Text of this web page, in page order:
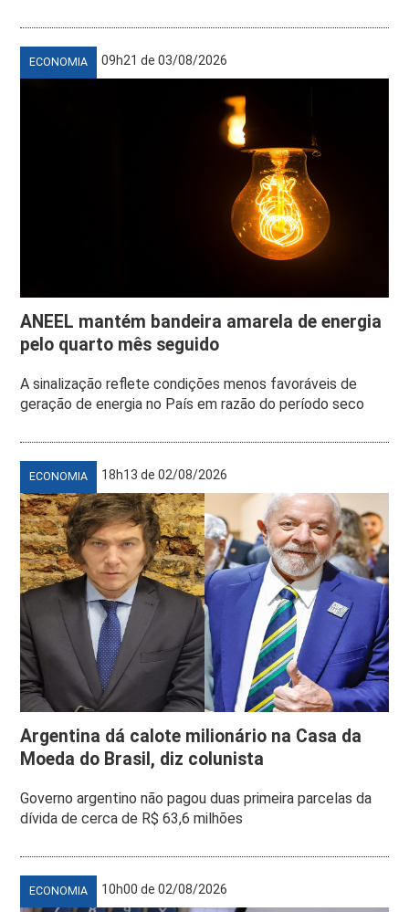
ECONOMIA 09h21 de 03/08/2026
ANEEL mantém bandeira amarela de energia
pelo quarto mês seguido
A sinalização reflete condições menos favoráveis de
geração de energia no País em razão do período seco
ECONOMIA 18h13 de 02/08/2026
Argentina dá calote milionário na Casa da
Moeda do Brasil, diz colunista
Governo argentino não pagou duas primeira parcelas da
dívida de cerca de R$ 63,6 milhões
ECONOMIA 10h00 de 02/08/2026